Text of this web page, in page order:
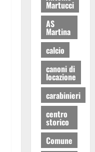
Martucci
AS
Martina
calcio
canoni di
locazione
carabinieri
centro
storico
Comune